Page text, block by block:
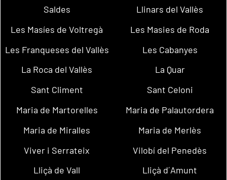
Saldes
Llinars del Vallès
Les Masíes de Voltregà
Les Masies de Roda
Les Franqueses del Vallès
Les Cabanyes
La Roca del Vallès
La Quar
Sant Climent
Sant Celoni
Maria de Martorelles
Maria de Palautordera
Maria de Miralles
Maria de Merlès
Viver i Serrateix
Vilobí del Penedès
Lliçà de Vall
Lliçà d´Amunt